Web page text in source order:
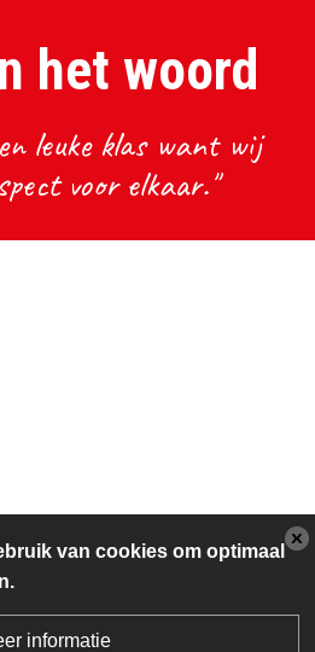
het woord
leuke klas want wij
voor elkaar."
van cookies om optimaal
informatie